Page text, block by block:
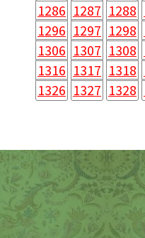
1286 1287 1288
1296 1297 1298
1306 1307 1308
1316 1317 1318
1326 1327 1328